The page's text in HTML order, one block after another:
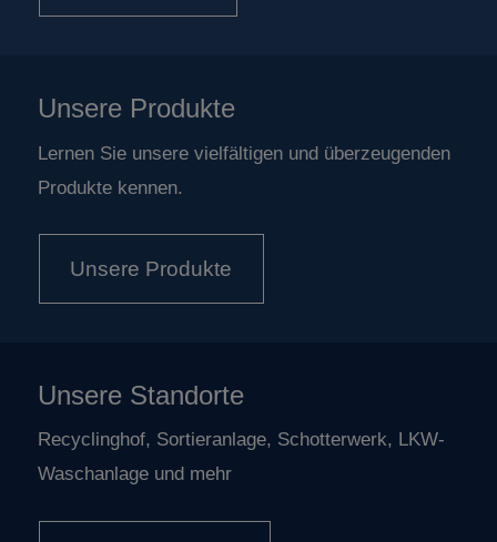
Unsere Produkte
Lernen Sie unsere vielfältigen und überzeugenden
Produkte kennen.
Unsere Produkte
Unsere Standorte
Recyclinghof, Sortieranlage, Schotterwerk, LKW-
Waschanlage und mehr